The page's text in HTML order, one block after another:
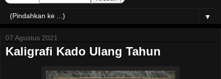
▼
07 Agustus 2021
Kaligrafi Kado Ulang Tahun